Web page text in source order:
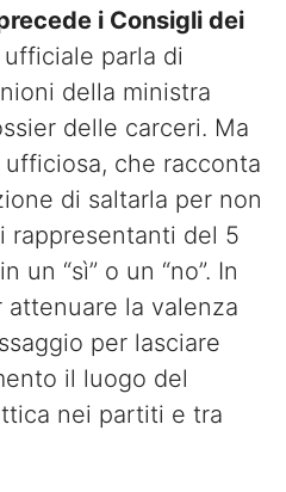
i Consigli dei
parla di
della ministra
delle carceri. Ma
ufficiosa, che racconta
di saltarla per non
rappresentanti del 5
un “sì” o un “no”. In
la valenza
per lasciare
il luogo del
nei partiti e tra